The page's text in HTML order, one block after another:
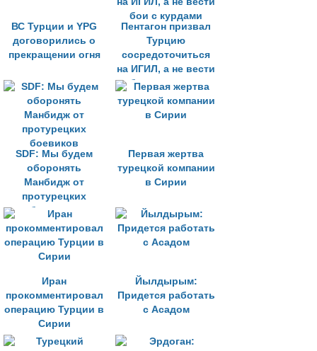
ВС Турции и YPG
договорились о
прекращении огня
Пентагон призвал
Турцию
сосредоточиться
на ИГИЛ, а не вести
бои с курдами
SDF: Мы будем
оборонять
Манбидж от
протурецких
боевиков
Первая жертва
турецкой компании
в Сирии
Иран
прокомментировал
операцию Турции в
Сирии
Йылдырым:
Придется работать
с Асадом